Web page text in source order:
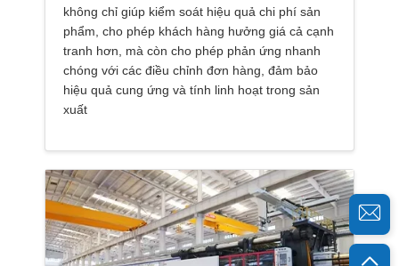
không chỉ giúp kiểm soát hiệu quả chi phí sản
phẩm, cho phép khách hàng hưởng giá cả cạnh
tranh hơn, mà còn cho phép phản ứng nhanh
chóng với các điều chỉnh đơn hàng, đảm bảo
hiệu quả cung ứng và tính linh hoạt trong sản
xuất